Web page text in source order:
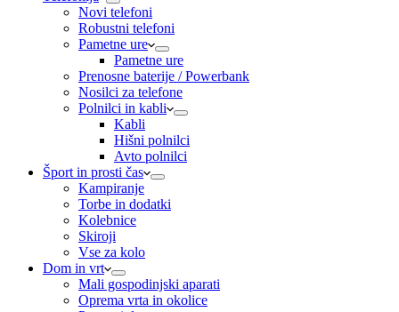
Novi telefoni
Robustni telefoni
Pametne ure
Pametne ure
Prenosne baterije / Powerbank
Nosilci za telefone
Polnilci in kabli
Kabli
Hišni polnilci
Avto polnilci
Šport in prosti čas
Kampiranje
Torbe in dodatki
Kolebnice
Skiroji
Vse za kolo
Dom in vrt
Mali gospodinjski aparati
Oprema vrta in okolice